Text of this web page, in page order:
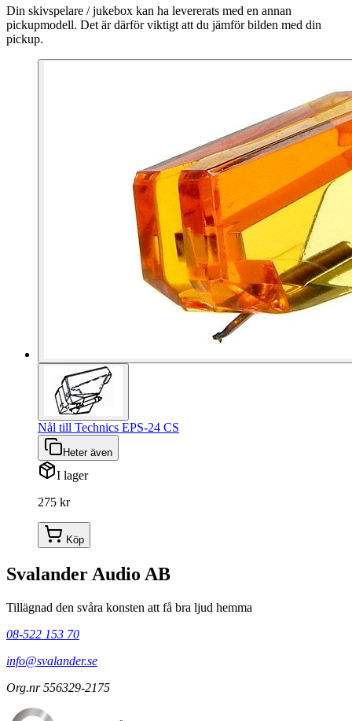
Din skivspelare / jukebox kan ha levererats med en annan
pickupmodell. Det är därför viktigt att du jämför bilden med din
pickup.
Nål till Technics EPS-24 CS
Heter även
I lager
275 kr
Köp
Svalander Audio AB
Tillägnad den svåra konsten att få bra ljud hemma
08-522 153 70
info@svalander.se
Org.nr 556329-2175